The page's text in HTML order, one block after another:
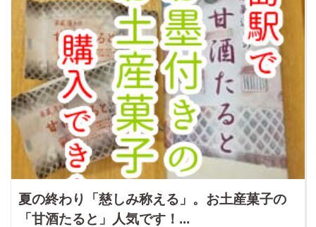
夏の終わり「慈しみ称える」。お土産菓子の
「甘酒たると」人気です！...